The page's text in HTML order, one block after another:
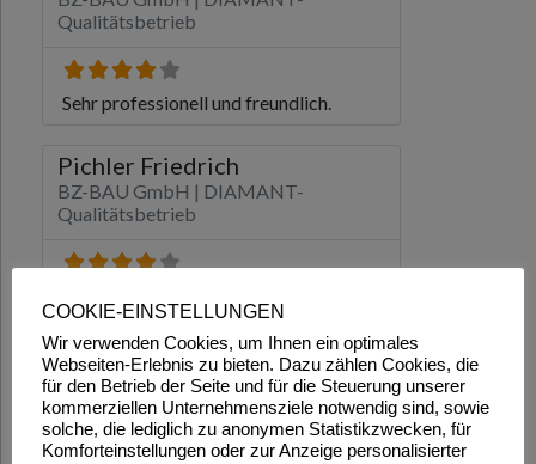
COOKIE-EINSTELLUNGEN
Wir verwenden Cookies, um Ihnen ein optimales
Webseiten-Erlebnis zu bieten. Dazu zählen Cookies, die
für den Betrieb der Seite und für die Steuerung unserer
kommerziellen Unternehmensziele notwendig sind, sowie
solche, die lediglich zu anonymen Statistikzwecken, für
Komforteinstellungen oder zur Anzeige personalisierter